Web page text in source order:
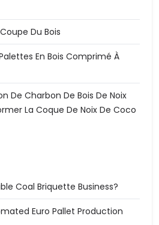
Du Bois
En Bois Comprimé À
De Charbon De Bois De Noix
La Coque De Noix De Coco
Coal Briquette Business?
Euro Pallet Production